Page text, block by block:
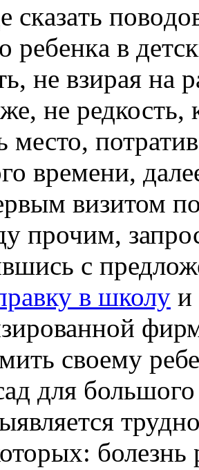
скaзaть
рeбeнкa в
не взирая на
не редкость,
место,
времени,
визитом
прочим,
с
в школу и
своему
для